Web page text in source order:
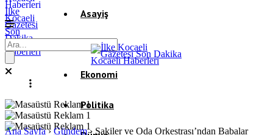
İlke
Kocaeli
Gazetesi
Son
Dakika
Kocaeli
Haberleri
Asayiş
Gündem
Ekonomi
Politika
Ana Sayfa› Gündem› Sakiler ve Oda Orkestrası’ndan Babalar